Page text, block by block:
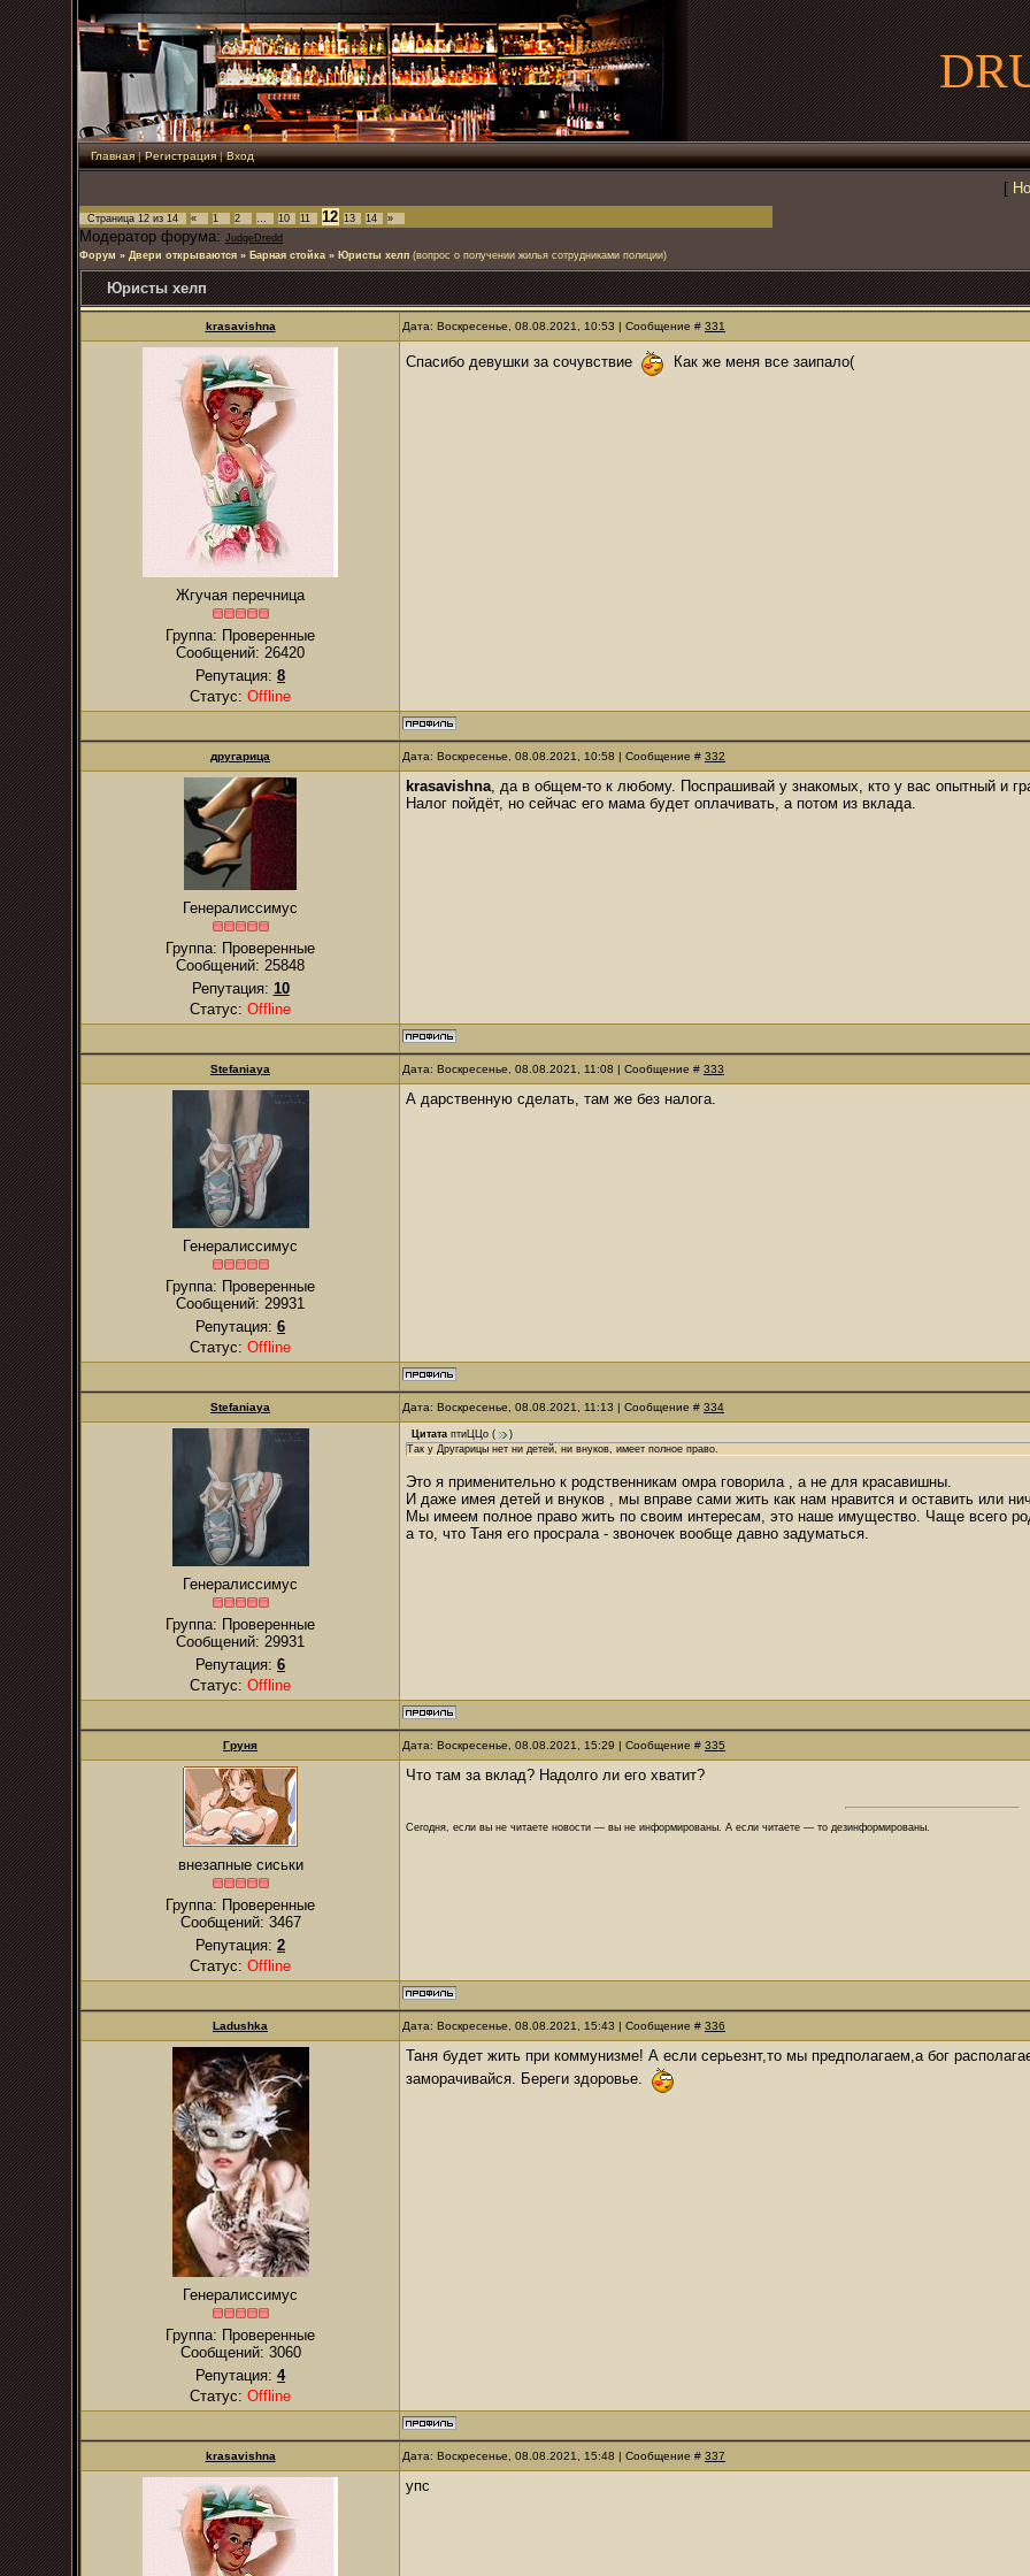
Главная|Регистрация|Вход
[
Страница 12 из 14 « 1 2 … 10 11 12 13 14 »
Модератор форума: JudgeDredd
Форум » Двери открываются » Барная стойка » Юристы хелп (вопрос о получении жилья сотрудниками полиции)
Юристы хелп
krasavishna Дата: Воскресенье, 08.08.2021, 10:53 | Сообщение # 331
Жгучая перечница
Группа: Проверенные
Сообщений: 26420
Репутация: 8
Статус: Offline
Спасибо девушки за сочувствие Как же меня все заипало(
другарица Дата: Воскресенье, 08.08.2021, 10:58 | Сообщение # 332
Генералиссимус
Группа: Проверенные
Сообщений: 25848
Репутация: 10
Статус: Offline
krasavishna, да в общем-то к любому. Поспрашивай у знакомых, кто у вас опытный и
Налог пойдёт, но сейчас его мама будет оплачивать, а потом из вклада.
Stefaniaya Дата: Воскресенье, 08.08.2021, 11:08 | Сообщение # 333
Генералиссимус
Группа: Проверенные
Сообщений: 29931
Репутация: 6
Статус: Offline
А дарственную сделать, там же без налога.
Stefaniaya Дата: Воскресенье, 08.08.2021, 11:13 | Сообщение # 334
Генералиссимус
Группа: Проверенные
Сообщений: 29931
Репутация: 6
Статус: Offline
Цитата птиЦЦо (
)
Так у Другарицы нет ни детей, ни внуков, имеет полное право.
Это я применительно к родственникам омра говорила , а не для красавишны.
И даже имея детей и внуков , мы вправе сами жить как нам нравится и оставить или
Мы имеем полное право жить по своим интересам, это наше имущество. Чаще всего
а то, что Таня его просрала - звоночек вообще давно задуматься.
Груня Дата: Воскресенье, 08.08.2021, 15:29 | Сообщение # 335
внезапные сиськи
Группа: Проверенные
Сообщений: 3467
Репутация: 2
Статус: Offline
Что там за вклад? Надолго ли его хватит?
Сегодня, если вы не читаете новости — вы не информированы. А если читаете — то дезинформированы.
Ladushkа Дата: Воскресенье, 08.08.2021, 15:43 | Сообщение # 336
Генералиссимус
Группа: Проверенные
Сообщений: 3060
Репутация: 4
Статус: Offline
Таня будет жить при коммунизме! А если серьезнт,то мы предполагаем,а бог
заморачивайся. Береги здоровье.
krasavishna Дата: Воскресенье, 08.08.2021, 15:48 | Сообщение # 337
упс